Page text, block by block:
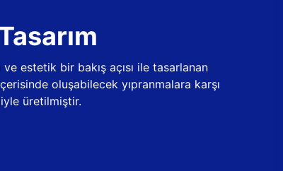
estetik bir bakış açısı ile tasarlanan
oluşabilecek yıpranmalara karşı
üretilmiştir.